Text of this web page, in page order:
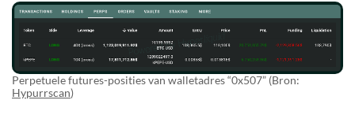
Perpetuele futures-posities van walletadres “0x507” (Bron:
Hypurrscan)